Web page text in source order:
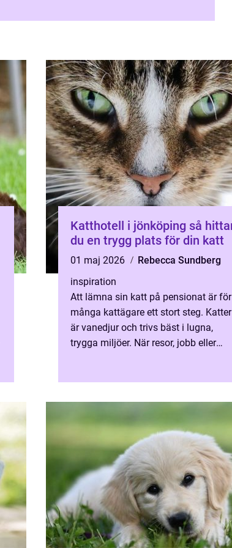
Katthotell i jönköping så hittar
du en trygg plats för din katt
01 maj 2026
Rebecca Sundberg
inspiration
Att lämna sin katt på pensionat är för
många kattägare ett stort steg. Katter
är vanedjur och trivs bäst i lugna,
trygga miljöer. När resor, jobb eller